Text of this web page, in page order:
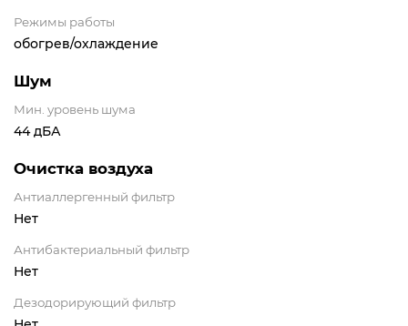
Режимы работы
обогрев/охлаждение
Шум
Мин. уровень шума
44 дБА
Очистка воздуха
Антиаллергенный фильтр
Нет
Антибактериальный фильтр
Нет
Дезодорирующий фильтр